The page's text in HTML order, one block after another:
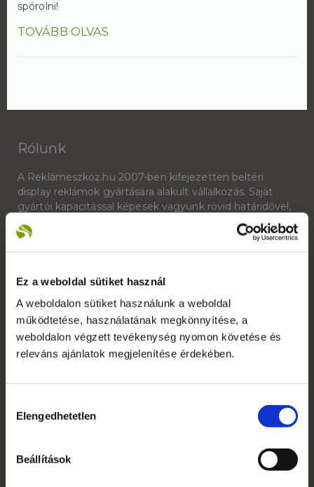
Ez a weboldal sütiket használ
A weboldalon sütiket használunk a weboldal
működtetése, használatának megkönnyítése, a
weboldalon végzett tevékenység nyomon követése és
releváns ajánlatok megjelenítése érdekében.
kiválasztása
Elengedhetetlen
Beállítások
spórolni!
TOVÁBB OLVAS
Rólunk
A Reklámeszköz.hu 2007-ben kifejezetten beltéri
display reklámok gyártására alakult vállalkozás. Saját
gyártói kapacitással képesek vagyunk rövid határidővel,
versenyképes árakkal kiszolgálni ügyfeleinket.
+36 1 783 5355
Saját fiók
Garanciális feltételek